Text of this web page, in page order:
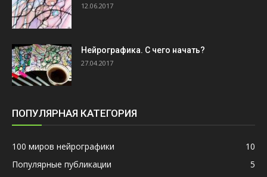
12.06.2017
Нейрографика. С чего начать?
27.04.2017
ПОПУЛЯРНАЯ КАТЕГОРИЯ
100 миров нейрографики
10
Популярные публикации
5